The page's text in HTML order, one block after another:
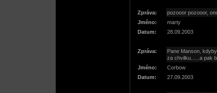
Zpráva:
pozooor pozooor,
Jméno:
marty
Datum:
28.09.2003
Zpráva:
Pane Manson,
za chvilku......a pak
Jméno:
Corbow
Datum:
27.09.2003